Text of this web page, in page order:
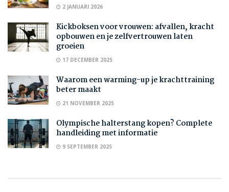
2 JANUARI 2026
Kickboksen voor vrouwen: afvallen, kracht
opbouwen en je zelfvertrouwen laten
groeien
17 DECEMBER 2025
Waarom een warming-up je krachttraining
beter maakt
21 NOVEMBER 2025
Olympische halterstang kopen? Complete
handleiding met informatie
9 SEPTEMBER 2025